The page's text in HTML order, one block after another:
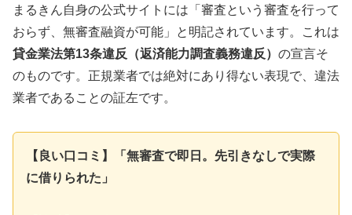
まるきん自身の公式サイトには「審査という審査を行って
おらず、無審査融資が可能」と明記されています。これは
貸金業法第13条違反（返済能力調査義務違反） の宣言そ
のものです。正規業者では絶対にあり得ない表現で、違法
業者であることの証左です。
【良い口コミ】「無審査で即日。先引きなしで実際
に借りられた」